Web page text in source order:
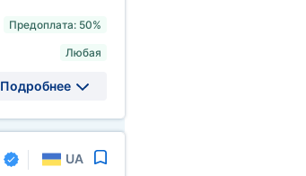
Предоплата: 50%
Любая
Подробнее
UA